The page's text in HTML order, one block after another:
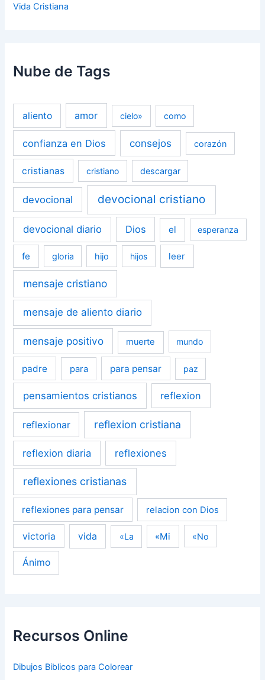
Vida Cristiana
Nube de Tags
aliento amor cielo» como
confianza en Dios consejos corazón
cristianas cristiano descargar
devocional devocional cristiano
devocional diario Dios el esperanza
fe gloria hijo hijos leer
mensaje cristiano
mensaje de aliento diario
mensaje positivo muerte mundo
padre para para pensar paz
pensamientos cristianos reflexion
reflexionar reflexion cristiana
reflexion diaria reflexiones
reflexiones cristianas
reflexiones para pensar relacion con Dios
victoria vida «La «Mi «No
Ánimo
Recursos Online
Dibujos Biblicos para Colorear